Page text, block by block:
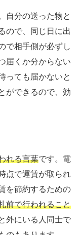
自分の送った物と
ので、同じ日に出
で相手側が必ずし
届くか分からない
っても届かないと
ができるので、効
れる言葉です。電
点で運賃が取られ
を節約するための
前で行われること
外にいる人同士で